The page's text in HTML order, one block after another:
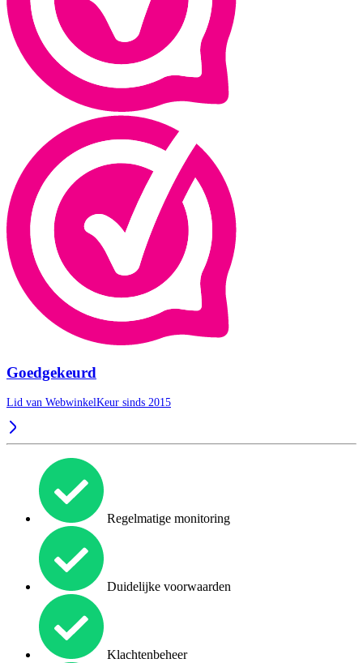
Goedgekeurd
Lid van WebwinkelKeur sinds 2015
Regelmatige monitoring
Duidelijke voorwaarden
Klachtenbeheer